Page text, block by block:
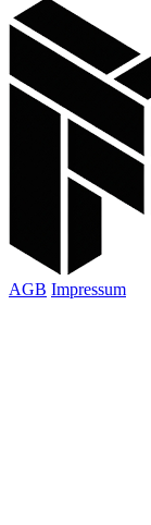
AGB Impressum